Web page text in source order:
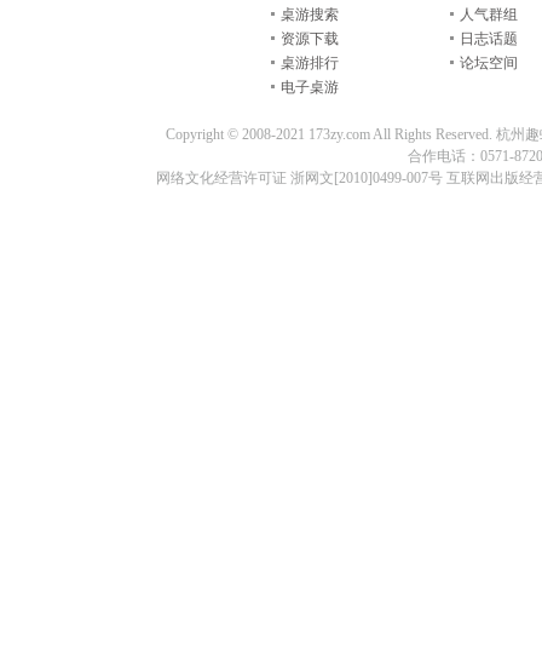
桌游搜索
资源下载
桌游排行
电子桌游
人气群组
日志话题
论坛空间
Copyright © 2008-2021 173zy.com All Rights Reserved. 杭
合作电话：0571-
网络文化经营许可证 浙网文[2010]0499-007号 互联网出版